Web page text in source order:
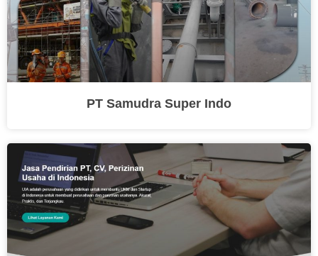
PT Samudra Super Indo